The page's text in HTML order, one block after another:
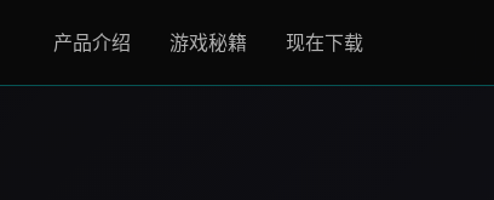
产品介绍 游戏秘籍 现在下载